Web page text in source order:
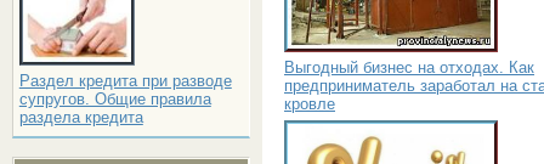
Раздел кредита при разводе
супругов. Общие правила
раздела кредита
Выгодный бизнес на отходах. Как
предприниматель заработал на
кровле